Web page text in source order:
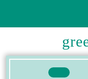
содержимому